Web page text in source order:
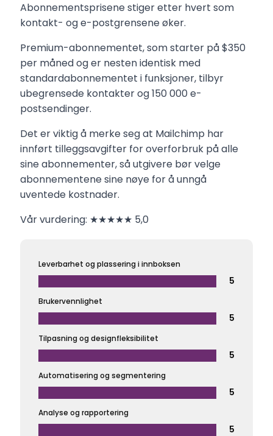
Abonnementsprisene stiger etter hvert som
kontakt- og e-postgrensene øker.
Premium-abonnementet, som starter på $350
per måned og er nesten identisk med
standardabonnementet i funksjoner, tilbyr
ubegrensede kontakter og 150 000 e-
postsendinger.
Det er viktig å merke seg at Mailchimp har
innført tilleggsavgifter for overforbruk på alle
sine abonnementer, så utgivere bør velge
abonnementene sine nøye for å unngå
uventede kostnader.
Vår vurdering: ★★★★★ 5,0
Leverbarhet og plassering i innboksen
5
Brukervennlighet
5
Tilpasning og designfleksibilitet
5
Automatisering og segmentering
5
Analyse og rapportering
5